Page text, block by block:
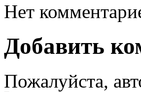
Нет
Добавить
Пожалуйста,